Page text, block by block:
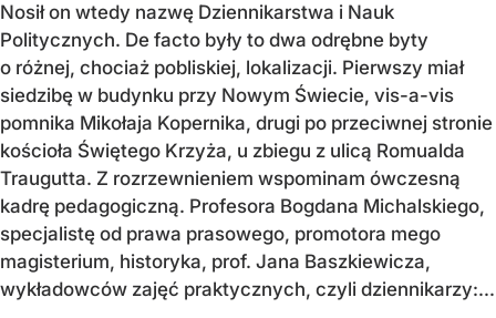
Nosił on wtedy nazwę Dziennikarstwa i Nauk
Politycznych. De facto były to dwa odrębne byty
o różnej, chociaż pobliskiej, lokalizacji. Pierwszy miał
siedzibę w budynku przy Nowym Świecie, vis-a-vis
pomnika Mikołaja Kopernika, drugi po przeciwnej stronie
kościoła Świętego Krzyża, u zbiegu z ulicą Romualda
Traugutta. Z rozrzewnieniem wspominam ówczesną
kadrę pedagogiczną. Profesora Bogdana Michalskiego,
specjalistę od prawa prasowego, promotora mego
magisterium, historyka, prof. Jana Baszkiewicza,
wykładowców zajęć praktycznych, czyli dziennikarzy:...